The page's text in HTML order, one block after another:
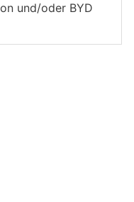
und/oder BYD